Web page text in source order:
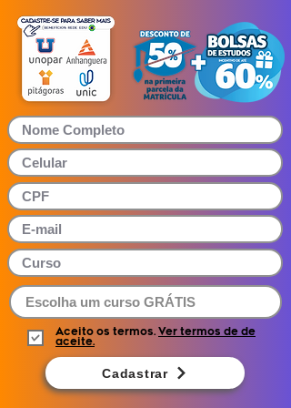
Aceito os termos. Ver termos de de
aceite.
Cadastrar